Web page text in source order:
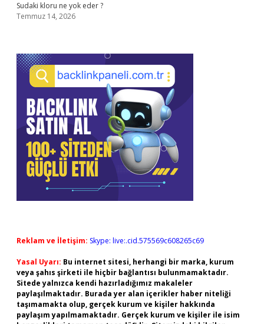
Sudaki kloru ne yok eder ?
Temmuz 14, 2026
Reklam ve İletişim: Skype: live:.cid.575569c608265c69
Yasal Uyarı: Bu internet sitesi, herhangi bir marka, kurum
veya şahıs şirketi ile hiçbir bağlantısı bulunmamaktadır.
Sitede yalnızca kendi hazırladığımız makaleler
paylaşılmaktadır. Burada yer alan içerikler haber niteliği
taşımamakta olup, gerçek kurum ve kişiler hakkında
paylaşım yapılmamaktadır. Gerçek kurum ve kişiler ile isim